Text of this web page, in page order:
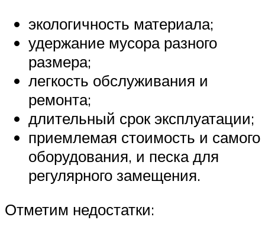
экологичность материала;
удержание мусора разного
размера;
легкость обслуживания и
ремонта;
длительный срок эксплуатации;
приемлемая стоимость и самого
оборудования, и песка для
регулярного замещения.
Отметим недостатки: